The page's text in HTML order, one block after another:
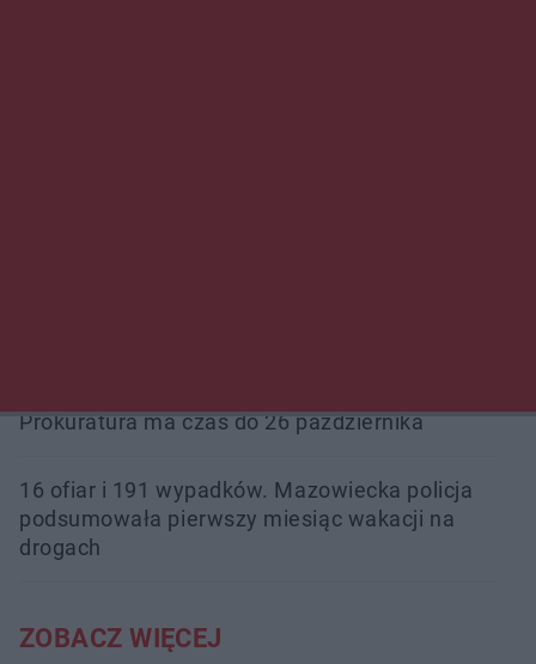
Prokuratura ma czas do 26 października
16 ofiar i 191 wypadków. Mazowiecka policja
podsumowała pierwszy miesiąc wakacji na
drogach
ZOBACZ WIĘCEJ